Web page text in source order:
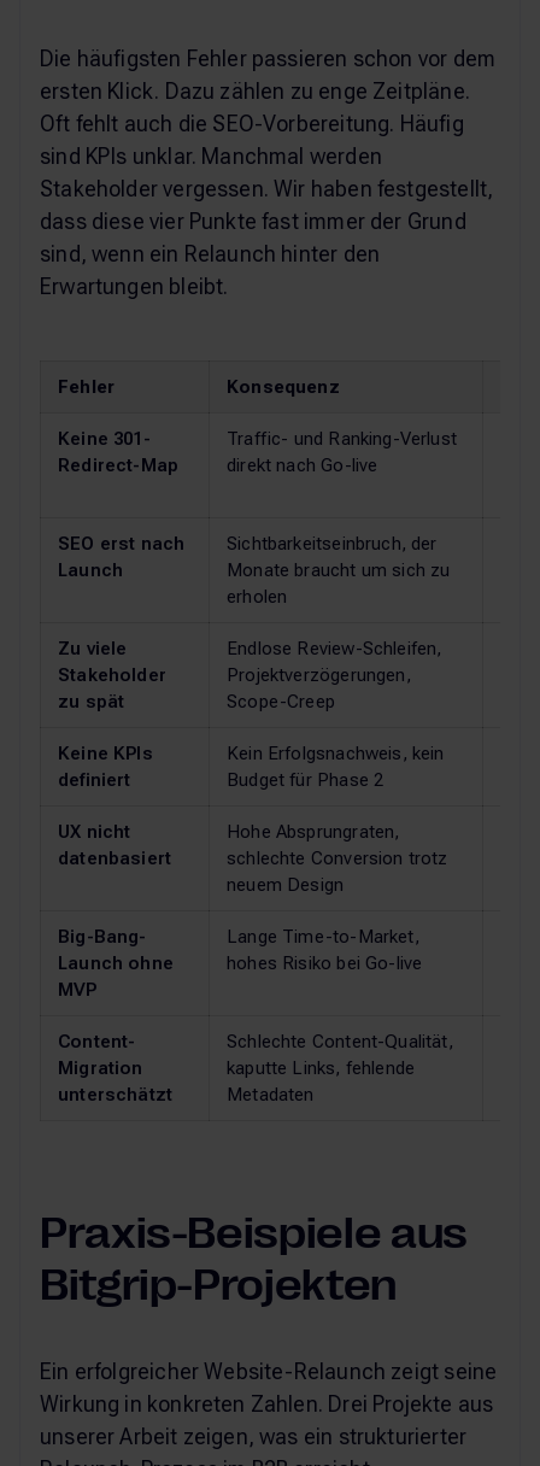
Die häufigsten Fehler passieren schon vor dem
ersten Klick. Dazu zählen zu enge Zeitpläne.
Oft fehlt auch die SEO-Vorbereitung. Häufig
sind KPIs unklar. Manchmal werden
Stakeholder vergessen. Wir haben festgestellt,
dass diese vier Punkte fast immer der Grund
sind, wenn ein Relaunch hinter den
Erwartungen bleibt.
Fehler Konsequenz
Keine 301-
Redirect-Map
Traffic- und Ranking-Verlust
direkt nach Go-live
SEO erst nach
Launch
Sichtbarkeitseinbruch, der
Monate braucht um sich zu
erholen
Zu viele
Stakeholder
zu spät
Endlose Review-Schleifen,
Projektverzögerungen,
Scope-Creep
Keine KPIs
definiert
Kein Erfolgsnachweis, kein
Budget für Phase 2
UX nicht
datenbasiert
Hohe Absprungraten,
schlechte Conversion trotz
neuem Design
Big-Bang-
Launch ohne
MVP
Lange Time-to-Market,
hohes Risiko bei Go-live
Content-
Migration
unterschätzt
Schlechte Content-Qualität,
kaputte Links, fehlende
Metadaten
Praxis-Beispiele aus
Bitgrip-Projekten
Ein erfolgreicher Website-Relaunch zeigt seine
Wirkung in konkreten Zahlen. Drei Projekte aus
unserer Arbeit zeigen, was ein strukturierter